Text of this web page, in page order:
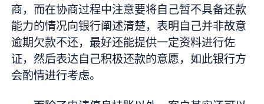
商，而在协商过程中注意要将自己暂不具备还款
能力的情况向银行阐述清楚，表明自己并非故意
逾期欠款不还，最好还能提供一定资料进行佐
证，然后表达自己积极还款的意愿，如此银行方
会酌情进行考虑。